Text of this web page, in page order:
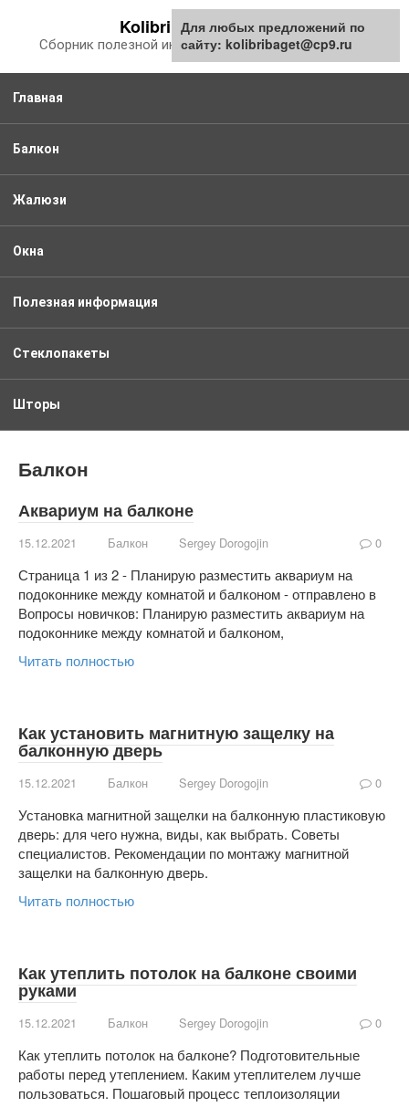
контенту
Kolibribaget.ru
Сборник полезной информации про балкон
Главная
Балкон
Жалюзи
Окна
Полезная информация
Стеклопакеты
Шторы
Балкон
Аквариум на балконе
15.12.2021 Балкон Sergey Dorogojin 0
Страница 1 из 2 - Планирую разместить аквариум на
подоконнике между комнатой и балконом - отправлено в
Вопросы новичков: Планирую разместить аквариум на
подоконнике между комнатой и балконом,
Читать полностью
Как установить магнитную защелку на
балконную дверь
15.12.2021 Балкон Sergey Dorogojin 0
Установка магнитной защелки на балконную пластиковую
дверь: для чего нужна, виды, как выбрать. Советы
специалистов. Рекомендации по монтажу магнитной
защелки на балконную дверь.
Читать полностью
Как утеплить потолок на балконе своими
руками
15.12.2021 Балкон Sergey Dorogojin 0
Как утеплить потолок на балконе? Подготовительные
работы перед утеплением. Каким утеплителем лучше
пользоваться. Пошаговый процесс теплоизоляции
Для любых предложений по
сайту: kolibribaget@cp9.ru